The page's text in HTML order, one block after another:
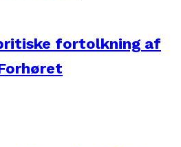
britiske fortolkning af